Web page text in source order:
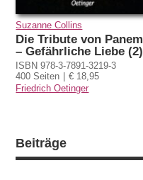
Suzanne Collins
Die Tribute von Panem
– Gefährliche Liebe (2)
ISBN 978-3-7891-3219-3
400 Seiten
€ 18,95
Friedrich Oetinger
Beiträge